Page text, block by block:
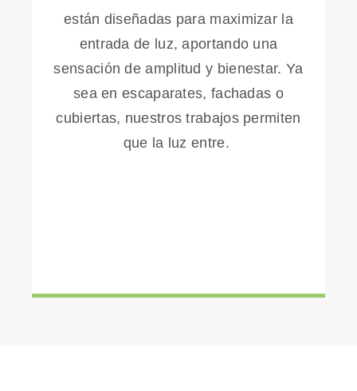
están diseñadas para maximizar la
entrada de luz, aportando una
sensación de amplitud y bienestar. Ya
sea en escaparates, fachadas o
cubiertas, nuestros trabajos permiten
que la luz entre.